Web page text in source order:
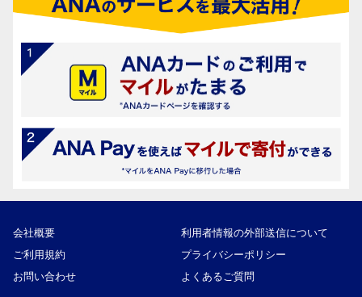
会社概要
利用者情報の外部送信について
ご利用規約
プライバシーポリシー
お問い合わせ
よくあるご質問